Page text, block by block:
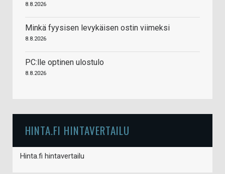
8.8.2026
Minkä fyysisen levykäisen ostin viimeksi
8.8.2026
PC:lle optinen ulostulo
8.8.2026
HINTA.FI HINTAVERTAILU
Hinta.fi hintavertailu